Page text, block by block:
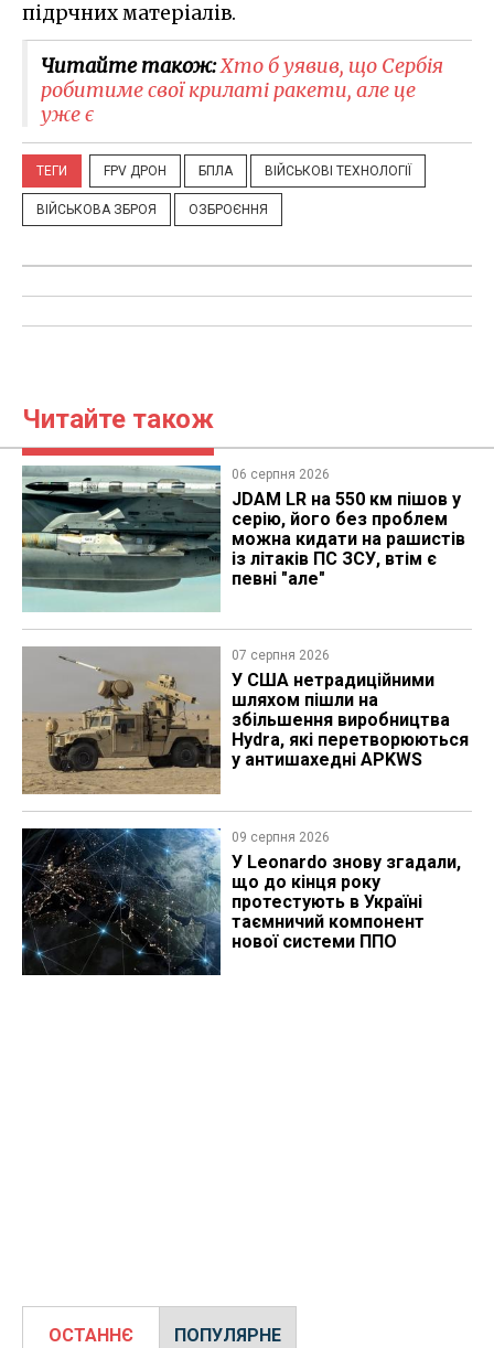
підрчних матеріалів.
Читайте також:Хто б уявив, що Сербія
робитиме свої крилаті ракети, але це
уже є
ТЕГИ FPV ДРОН БПЛА ВІЙСЬКОВІ ТЕХНОЛОГІЇ
ВІЙСЬКОВА ЗБРОЯ ОЗБРОЄННЯ
Читайте також
06 серпня 2026
JDAM LR на 550 км пішов у
серію, його без проблем
можна кидати на рашистів
із літаків ПС ЗСУ, втім є
певні "але"
07 серпня 2026
У США нетрадиційними
шляхом пішли на
збільшення виробництва
Hydra, які перетворюються
у антишахедні APKWS
09 серпня 2026
У Leonardo знову згадали,
що до кінця року
протестують в Україні
таємничий компонент
нової системи ППО
ОСТАННЄ ПОПУЛЯРНЕ